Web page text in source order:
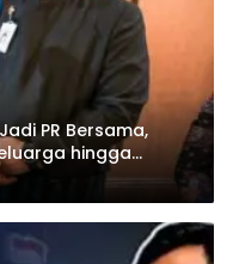
PR Bersama,
hingga